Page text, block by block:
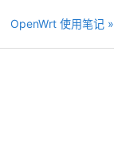
OpenWrt 使用笔记 »